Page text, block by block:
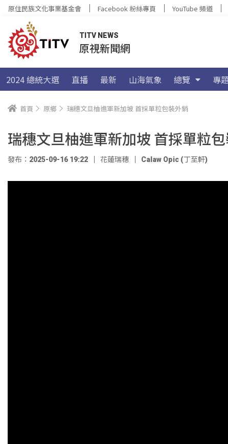
原住民族文化事業基金會 Facebook 粉絲專頁 YouTube 頻道
TITV NEWS
原視新聞網
2024 總統大選 直播 最新 山海氣象 總覽 專
首頁 原鄉 瑞穗文旦柚進軍新加坡 首採單粒包裝外銷
瑞穗文旦柚進軍新加坡 首採單粒
發布：2025-09-16 19:22 花蓮瑞穗 Calaw Opic (丁至軒)